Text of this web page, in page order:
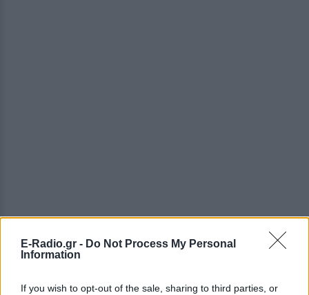
E-Radio.gr - Do Not Process My Personal
Information
If you wish to opt-out of the sale, sharing to third parties, or
παρέχει υψηλή ικανότητα ωθήσεως λόγω των